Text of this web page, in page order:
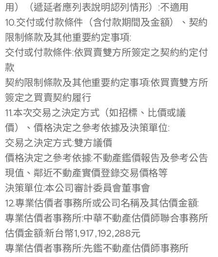
用）（遞延者應列表說明認列情形）:不適用
10.交付或付款條件（含付款期間及金額）、契約
限制條款及其他重要約定事項:
交付或付款條件:依買賣雙方所簽定之契約約定付
款
契約限制條款及其他重要約定事項:依買賣雙方所
簽定之買賣契約履行
11.本次交易之決定方式（如招標、比價或議
價）、價格決定之參考依據及決策單位:
交易之決定方式:雙方議價
價格決定之參考依據:不動產鑑價報告及參考公告
現值、鄰近不動產實價登錄交易價格等
決策單位:本公司審計委員會董事會
12.專業估價者事務所或公司名稱及其估價金額:
專業估價者事務所:中華不動產估價師聯合事務所
估價金額:新台幣1,917,192,288元
專業估價者事務所:先鑑不動產估價師事務所